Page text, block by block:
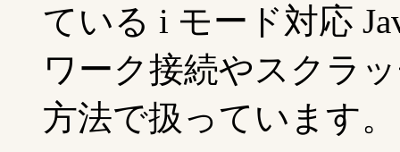
ている i モード対応
ワーク接続やスクラ
方法で扱っています。